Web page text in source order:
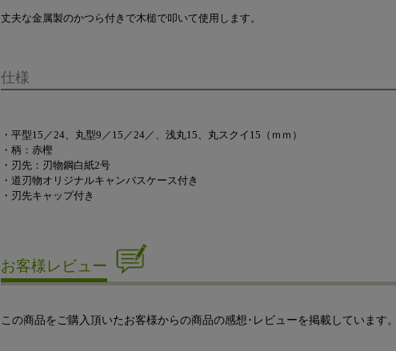
丈夫な金属製のかつら付きで木槌で叩いて使用します。
仕様
・平型15／24、丸型9／15／24／、浅丸15、丸スクイ15（ｍｍ）
・柄：赤樫
・刃先：刃物鋼白紙2号
・道刃物オリジナルキャンバスケース付き
・刃先キャップ付き
お客様レビュー
この商品をご購入頂いたお客様からの商品の感想･レビューを掲載しています